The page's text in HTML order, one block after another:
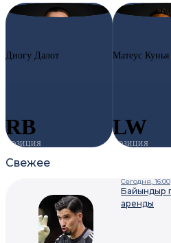
DD
Диогу Далот
RB
ПОЗИЦИЯ
#10 MC
Матеус Кунья
LW
ПОЗИЦИЯ
Свежее
Сегодня, 16:00
Байындыр
аренды